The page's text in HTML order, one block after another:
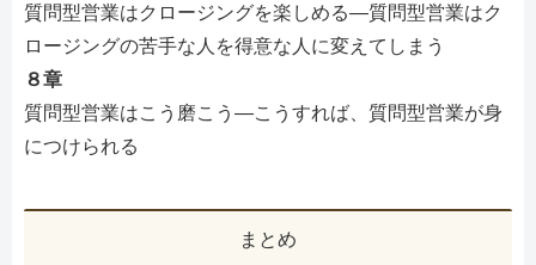
質問型営業はクロージングを楽しめる―質問型営業はク
ロージングの苦手な人を得意な人に変えてしまう
８章
質問型営業はこう磨こう―こうすれば、質問型営業が身
につけられる
まとめ